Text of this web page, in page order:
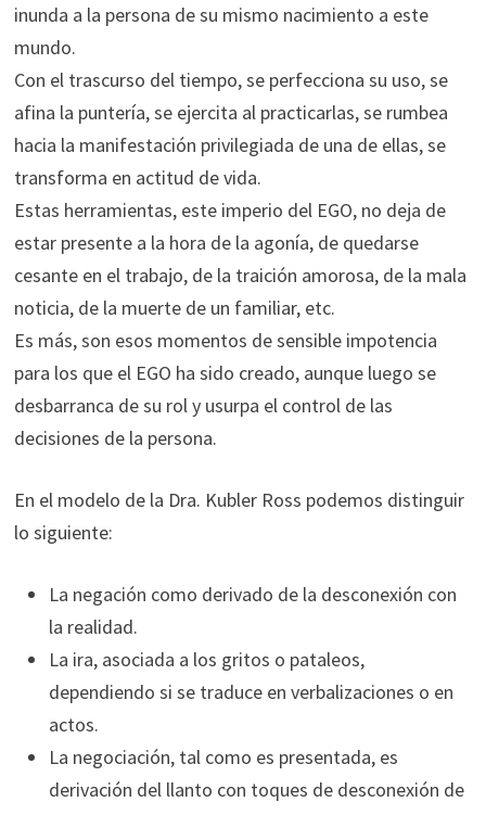
inunda a la persona de su mismo nacimiento a este
mundo.
Con el trascurso del tiempo, se perfecciona su uso, se
afina la puntería, se ejercita al practicarlas, se rumbea
hacia la manifestación privilegiada de una de ellas, se
transforma en actitud de vida.
Estas herramientas, este imperio del EGO, no deja de
estar presente a la hora de la agonía, de quedarse
cesante en el trabajo, de la traición amorosa, de la mala
noticia, de la muerte de un familiar, etc.
Es más, son esos momentos de sensible impotencia
para los que el EGO ha sido creado, aunque luego se
desbarranca de su rol y usurpa el control de las
decisiones de la persona.
En el modelo de la Dra. Kubler Ross podemos distinguir
lo siguiente:
La negación como derivado de la desconexión con
la realidad.
La ira, asociada a los gritos o pataleos,
dependiendo si se traduce en verbalizaciones o en
actos.
La negociación, tal como es presentada, es
derivación del llanto con toques de desconexión de